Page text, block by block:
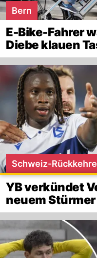
Bern
E-Bike-Fahrer
Diebe klauen
Schweiz-
YB verkündet
neuem Stürmer